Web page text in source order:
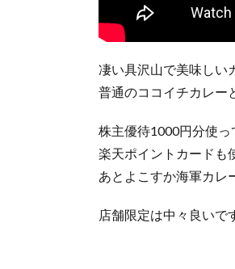
凄い具沢山で美味しい
普通のココイチカレー
株主優待1000円分使
楽天ポイントカードも
あとよこすか海軍カレ
店舗限定は中々良いで